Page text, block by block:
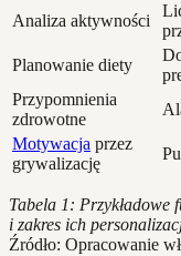
Analiza aktywności
Planowanie diety
Przypomnienia
zdrowotne
Motywacja przez
grywalizację
Tabela 1: Przykładowe
i zakres ich
Źródło: Opracowanie